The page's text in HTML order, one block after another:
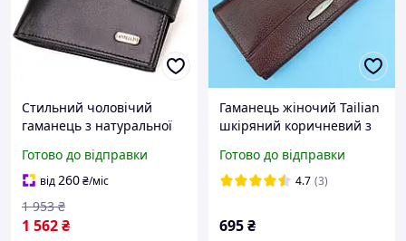
Стильний чоловічий
гаманець з натуральної
21880 Чорний
Готово до відправки
від260₴/міс
1 562₴
1 953 ₴
Гаманець жіночий Tailian
шкіряний коричневий з
Готово до відправки
4.7 (3)
695₴